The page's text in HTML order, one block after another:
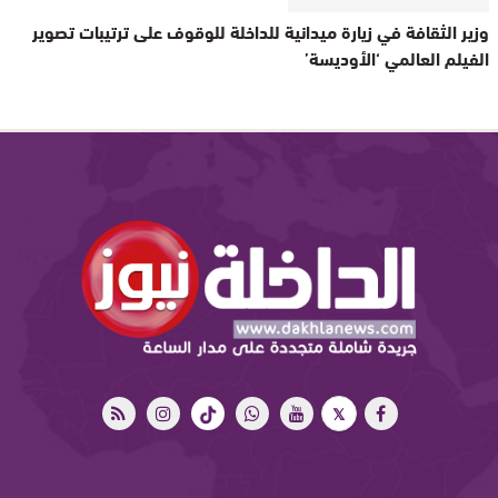
وزير الثقافة في زيارة ميدانية للداخلة للوقوف على ترتيبات تصوير
الفيلم العالمي ‘الأوديسة’